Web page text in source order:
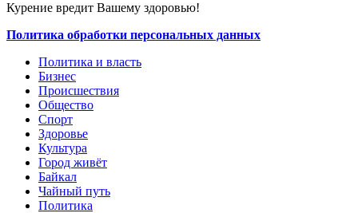
Курение вредит Вашему здоровью!
Политика обработки персональных данных
Политика и власть
Бизнес
Происшествия
Общество
Cпорт
Здоровье
Культура
Город живёт
Байкал
Чайный путь
Политика